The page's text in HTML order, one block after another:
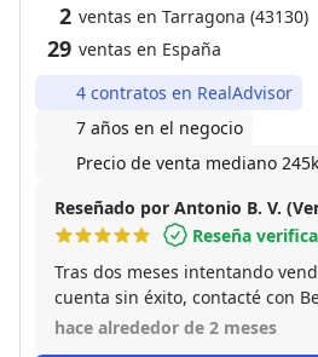
2 ventas en Tarragona (43130)
29 ventas en España
4 contratos en RealAdvisor
7 años en el negocio
Precio de venta mediano
Reseñado por Antonio B. V.
Reseña
Tras dos meses intentando
cuenta sin éxito, contacté con
semana el piso estaba vendido
hace alrededor de 2 meses